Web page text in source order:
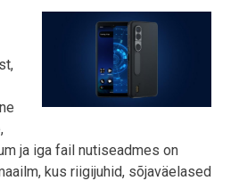
ja iga fail nutiseadmes on
kus riigijuhid, sõjaväelased